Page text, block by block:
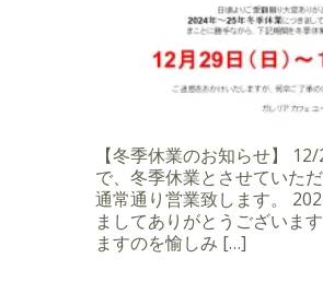
【冬季休業のお知らせ】
で、冬季休業とさせていた
通常通り営業致します。
ましてありがとうございま
ますのを愉しみ […]